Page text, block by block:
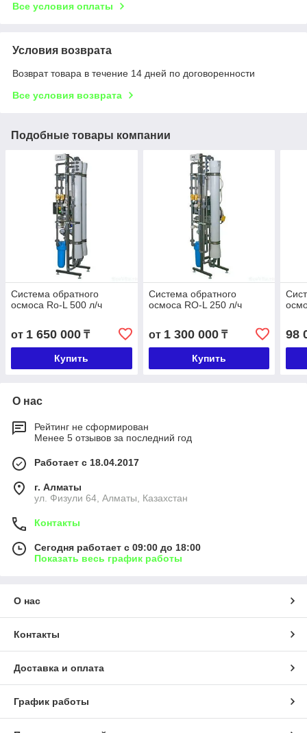
Все условия оплаты
Условия возврата
Возврат товара в течение 14 дней по договоренности
Все условия возврата
Подобные товары компании
Система обратного
осмоса Ro-L 500 л/ч
от 1 650 000 ₸
Купить
Система обратного
осмоса RO-L 250 л/ч
от 1 300 000₸
Купить
98
О нас
Рейтинг не сформирован
Менее 5 отзывов за последний год
Работает с 18.04.2017
г. Алматы
ул. Физули 64, Алматы, Казахстан
Контакты
Сегодня работает с 09:00 до 18:00
Показать весь график работы
О нас
Контакты
Доставка и оплата
График работы